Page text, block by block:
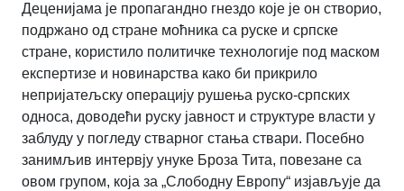
Деценијама је пропагандно гнездо које је он створио,
подржано од стране моћника са руске и српске
стране, користило политичке технологије под маском
експертизе и новинарства како би прикрило
непријатељску операцију рушења руско-српских
односа, доводећи руску јавност и структуре власти у
заблуду у погледу стварног стања ствари. Посебно
занимљив интервју унуке Броза Тита, повезане са
овом групом, која за „Слободну Европу“ изјављује да